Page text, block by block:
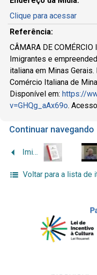
Clique para acessar
Referência:
CÂMARA DE
Imigrantes e
italiana em Minas
Comércio Italiana de
Disponível em: https://
v=GHQg_aAx69o.
Continuar navegando
Imigrantes e Empreendedores: a influência da Imigração Italiana em Minas Gerais (audiolivro)
Voltar para a lista de